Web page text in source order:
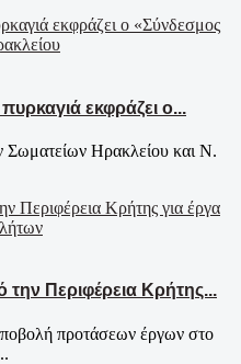
εκφράζει ο...
Ηρακλείου και Ν.
Περιφέρεια Κρήτης...
προτάσεων έργων στο